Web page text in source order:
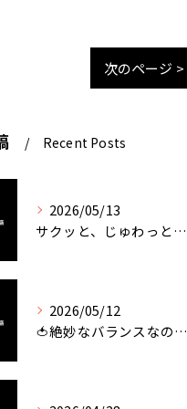
次のページ >
Recent Posts
2026/05/13
サクッと、じゅわっと。瀬戸内が香るカキフライ
2026/05/12
🍅絶妙なバランスなのに最高な一品🥗